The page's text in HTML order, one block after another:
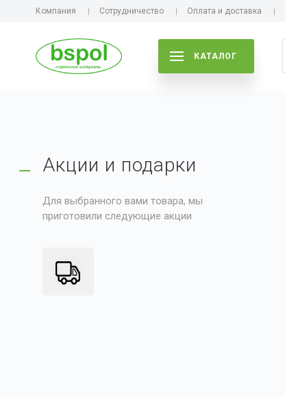
Компания Сотрудничество Оплата и доставка
КАТАЛОГ
Акции и подарки
Для выбранного вами товара, мы
приготовили следующие акции